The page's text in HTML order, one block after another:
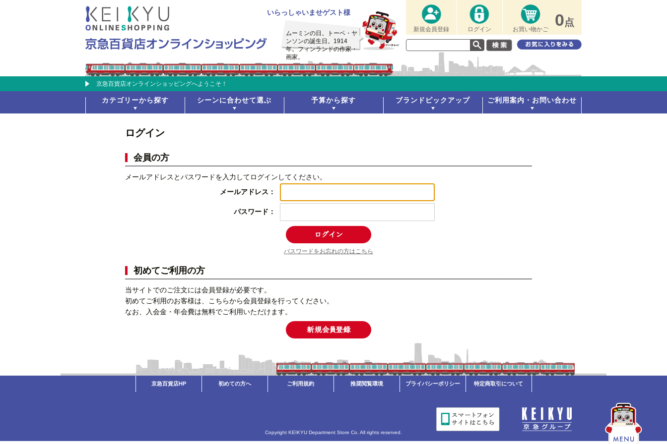
いらっしゃいませゲスト様
ムーミンの日。トーベ・ヤ
ンソンの誕生日。1914
年。フィンランドの作家・
画家。
新規会員登録 ログイン お買い物かご 0点
京急百貨店オンラインショッピングへようこそ！
カテゴリーから探す シーンに合わせて選ぶ 予算から探す ブランドピックアップ ご利用案内・お問い合わせ
ログイン
会員の方
メールアドレスとパスワードを入力してログインしてください。
メールアドレス：
パスワード：
パスワードをお忘れの方はこちら
初めてご利用の方
当サイトでのご注文には会員登録が必要です。
初めてご利用のお客様は、こちらから会員登録を行ってください。
なお、入会金・年会費は無料でご利用いただけます。
京急百貨店HP 初めての方へ ご利用規約 推奨閲覧環境 プライバシーポリシー 特定商取引について
Copyright KEIKYU Department Store Co. All rights reserved.